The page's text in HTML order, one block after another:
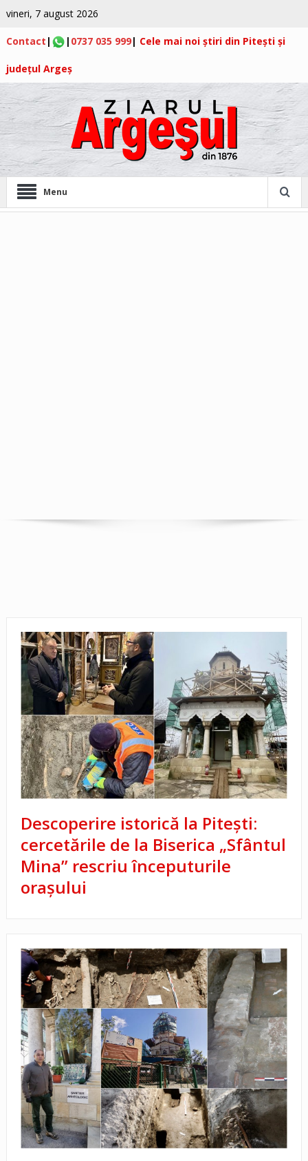
vineri, 7 august 2026
Contact | | 0737 035 999| Cele mai noi știri din Pitești și
județul Argeș
Menu
Descoperire istorică la Pitești:
cercetările de la Biserica „Sfântul
Mina” rescriu începuturile
orașului